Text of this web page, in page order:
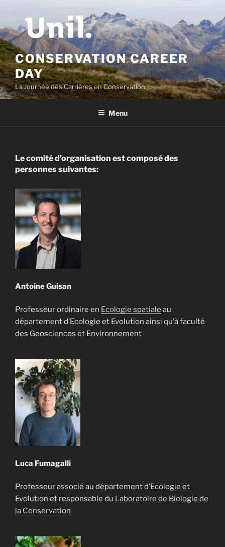
contenu
principal
CONSERVATION CAREER
DAY
La Journée des Carrières en Conservation
Menu
Le comité d’organisation est composé des
personnes suivantes:
Antoine Guisan
Professeur ordinaire en Ecologie spatiale au
département d’Ecologie et Evolution ainsi qu’à faculté
des Geosciences et Environnement
Luca Fumagalli
Professeur associé au département d’Ecologie et
Evolution et responsable du Laboratoire de Biologie de
la Conservation